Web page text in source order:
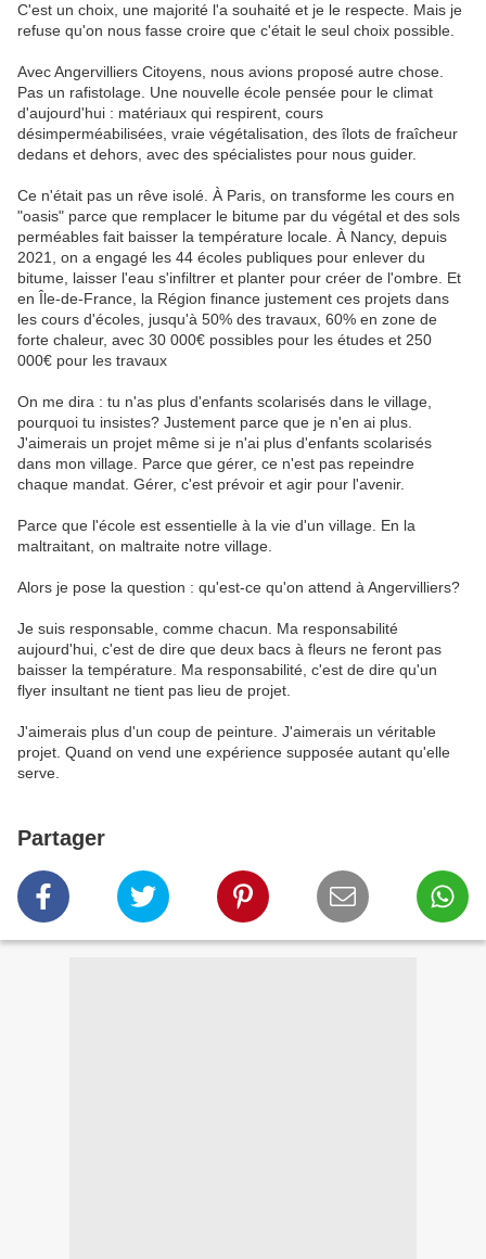
C'est un choix, une majorité l'a souhaité et je le respecte. Mais je
refuse qu'on nous fasse croire que c'était le seul choix possible.
Avec Angervilliers Citoyens, nous avions proposé autre chose.
Pas un rafistolage. Une nouvelle école pensée pour le climat
d'aujourd'hui : matériaux qui respirent, cours
désimperméabilisées, vraie végétalisation, des îlots de fraîcheur
dedans et dehors, avec des spécialistes pour nous guider.
Ce n'était pas un rêve isolé. À Paris, on transforme les cours en
"oasis" parce que remplacer le bitume par du végétal et des sols
perméables fait baisser la température locale. À Nancy, depuis
2021, on a engagé les 44 écoles publiques pour enlever du
bitume, laisser l'eau s'infiltrer et planter pour créer de l'ombre. Et
en Île-de-France, la Région finance justement ces projets dans
les cours d'écoles, jusqu'à 50% des travaux, 60% en zone de
forte chaleur, avec 30 000€ possibles pour les études et 250
000€ pour les travaux
On me dira : tu n'as plus d'enfants scolarisés dans le village,
pourquoi tu insistes? Justement parce que je n'en ai plus.
J'aimerais un projet même si je n'ai plus d'enfants scolarisés
dans mon village. Parce que gérer, ce n'est pas repeindre
chaque mandat. Gérer, c'est prévoir et agir pour l'avenir.
Parce que l'école est essentielle à la vie d'un village. En la
maltraitant, on maltraite notre village.
Alors je pose la question : qu'est-ce qu'on attend à Angervilliers?
Je suis responsable, comme chacun. Ma responsabilité
aujourd'hui, c'est de dire que deux bacs à fleurs ne feront pas
baisser la température. Ma responsabilité, c'est de dire qu'un
flyer insultant ne tient pas lieu de projet.
J'aimerais plus d'un coup de peinture. J'aimerais un véritable
projet. Quand on vend une expérience supposée autant qu'elle
serve.
Partager